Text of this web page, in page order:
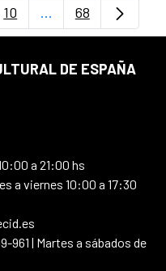
Use TAB para
Página
10 ...PáginasPágina
68
DE ESPAÑA
a 21:00 hs
a viernes 10:00 a 17:30
961 | Martes a sábados de